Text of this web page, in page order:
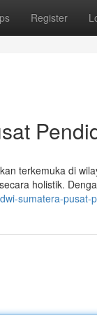
Register
terkemuka di
holistik.
sumatera-pusat-